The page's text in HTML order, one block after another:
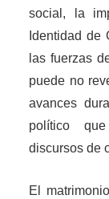
social, la
Identidad de
las fuerzas
puede no
avances
político
discursos de
El